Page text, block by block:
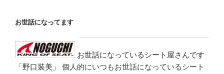
お世話になってます
お世話になっているシート屋さんです
「野口装美」
個人的にいつもお世話になっているシート